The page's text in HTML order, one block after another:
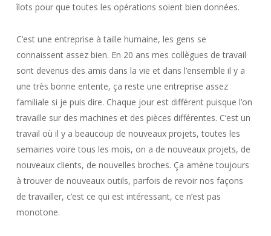
îlots pour que toutes les opérations soient bien données.
C’est une entreprise à taille humaine, les gens se
connaissent assez bien. En 20 ans mes collègues de travail
sont devenus des amis dans la vie et dans l’ensemble il y a
une très bonne entente, ça reste une entreprise assez
familiale si je puis dire. Chaque jour est différent puisque l’on
travaille sur des machines et des pièces différentes. C’est un
travail où il y a beaucoup de nouveaux projets, toutes les
semaines voire tous les mois, on a de nouveaux projets, de
nouveaux clients, de nouvelles broches. Ça amène toujours
à trouver de nouveaux outils, parfois de revoir nos façons
de travailler, c’est ce qui est intéressant, ce n’est pas
monotone.